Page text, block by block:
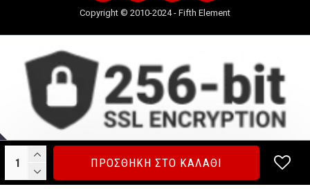
ΠΡΟΣΘΗΚΗ ΣΤΟ ΚΑΛΑΘΙ
Copyright © 2010-2024 - Fifth Element